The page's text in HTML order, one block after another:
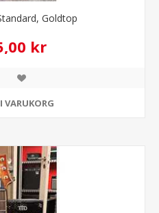
Goldtop
kr
VARUKORG